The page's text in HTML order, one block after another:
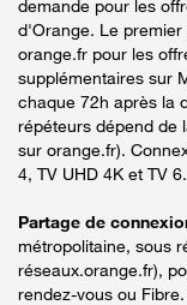
demande pour les
d'Orange. Le
orange.fr pour les
supplémentaires sur
chaque 72h après la
répéteurs dépend de
sur orange.fr).
4, TV UHD 4K et TV 6.
Partage de
métropolitaine, sous
réseaux.orange.fr),
rendez-vous ou